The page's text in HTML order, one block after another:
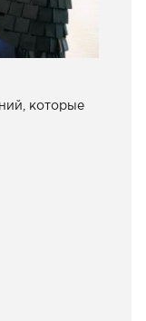
которые